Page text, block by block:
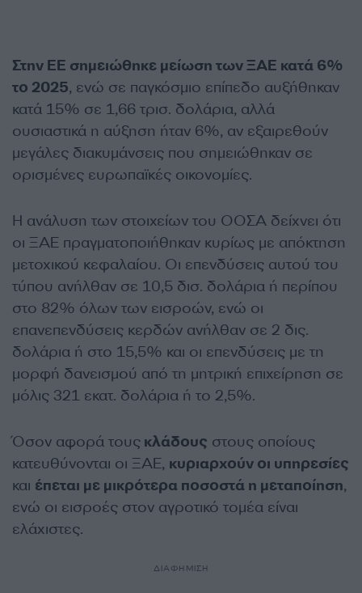
Στην ΕΕ σημειώθηκε μείωση των ΞΑΕ κατά 6%
το 2025, ενώ σε παγκόσμιο επίπεδο αυξήθηκαν
κατά 15% σε 1,66 τρισ. δολάρια, αλλά
ουσιαστικά η αύξηση ήταν 6%, αν εξαιρεθούν
μεγάλες διακυμάνσεις που σημειώθηκαν σε
ορισμένες ευρωπαϊκές οικονομίες.
Η ανάλυση των στοιχείων του ΟΟΣΑ δείχνει ότι
οι ΞΑΕ πραγματοποιήθηκαν κυρίως με απόκτηση
μετοχικού κεφαλαίου. Οι επενδύσεις αυτού του
τύπου ανήλθαν σε 10,5 δισ. δολάρια ή περίπου
στο 82% όλων των εισροών, ενώ οι
επανεπενδύσεις κερδών ανήλθαν σε 2 δις.
δολάρια ή στο 15,5% και οι επενδύσεις με τη
μορφή δανεισμού από τη μητρική επιχείρηση σε
μόλις 321 εκατ. δολάρια ή το 2,5%.
Όσον αφορά τους κλάδους στους οποίους
κατευθύνονται οι ΞΑΕ, κυριαρχούν οι υπηρεσίες
και έπεται με μικρότερα ποσοστά η μεταποίηση,
ενώ οι εισροές στον αγροτικό τομέα είναι
ελάχιστες.
ΔΙΑΦΗΜΙΣΗ